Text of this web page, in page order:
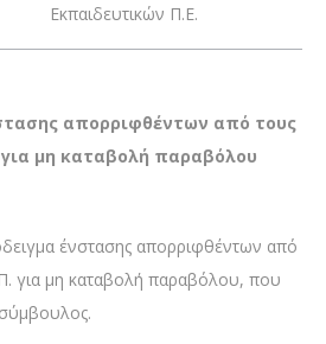
Εκπαιδευτικών Π.Ε.
απορριφθέντων από τους
μη καταβολή παραβόλου
ένστασης απορριφθέντων από
για μη καταβολή παραβόλου, που